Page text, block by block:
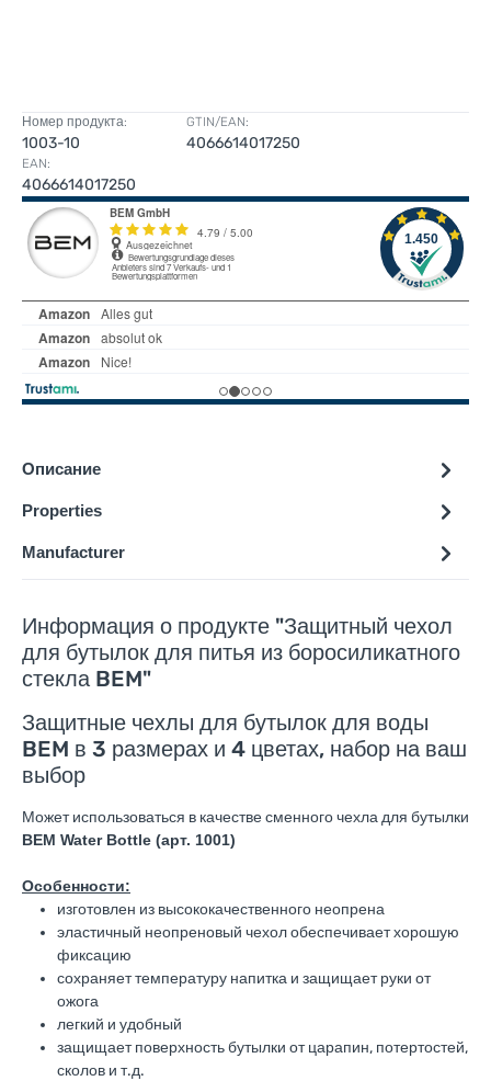
Номер продукта:
1003-10
GTIN/EAN:
4066614017250
EAN:
4066614017250
Описание
Properties
Manufacturer
Информация о продукте "Защитный чехол
для бутылок для питья из боросиликатного
стекла BEM"
Защитные чехлы для бутылок для воды
BEM в 3 размерах и 4 цветах, набор на ваш
выбор
Может использоваться в качестве сменного чехла для бутылки
BEM Water Bottle (арт. 1001)
Особенности:
изготовлен из высококачественного неопрена
эластичный неопреновый чехол обеспечивает хорошую
фиксацию
сохраняет температуру напитка и защищает руки от
ожога
легкий и удобный
защищает поверхность бутылки от царапин, потертостей,
сколов и т.д.